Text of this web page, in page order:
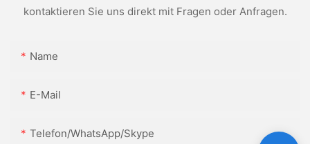
kontaktieren Sie uns direkt mit Fragen oder Anfragen.
Name
E-Mail
Telefon/WhatsApp/Skype